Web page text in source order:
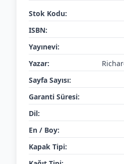
Stok Kodu:
ISBN:
Yayınevi:
Yazar:
Sayfa Sayısı:
Garanti Süresi:
Dil:
En / Boy:
Kapak Tipi: